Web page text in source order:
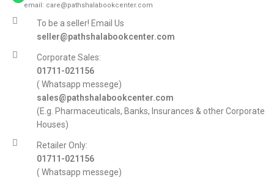
email: care@pathshalabookcenter.com
To be a seller! Email Us
seller@pathshalabookcenter.com
Corporate Sales:
01711-021156
( Whatsapp messege)
sales@pathshalabookcenter.com
(E.g. Pharmaceuticals, Banks, Insurances & other Corporate
Houses)
Retailer Only:
01711-021156
( Whatsapp messege)